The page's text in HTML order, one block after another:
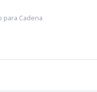
para Cadena